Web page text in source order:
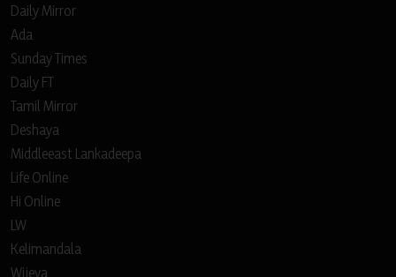
Daily Mirror
Ada
Sunday Times
Daily FT
Tamil Mirror
Deshaya
Middleeast Lankadeepa
Life Online
Hi Online
LW
Kelimandala
Wijeya